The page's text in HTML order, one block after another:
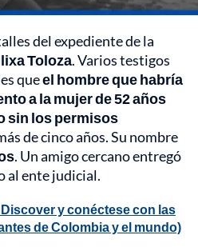
del expediente de la
Toloza. Varios testigos
queel hombre que habría
a la mujer de 52 años
sin los permisos
de cinco años. Su nombre
. Un amigo cercano entregó
al ente judicial.
y conéctese con las
de Colombia y el mundo)